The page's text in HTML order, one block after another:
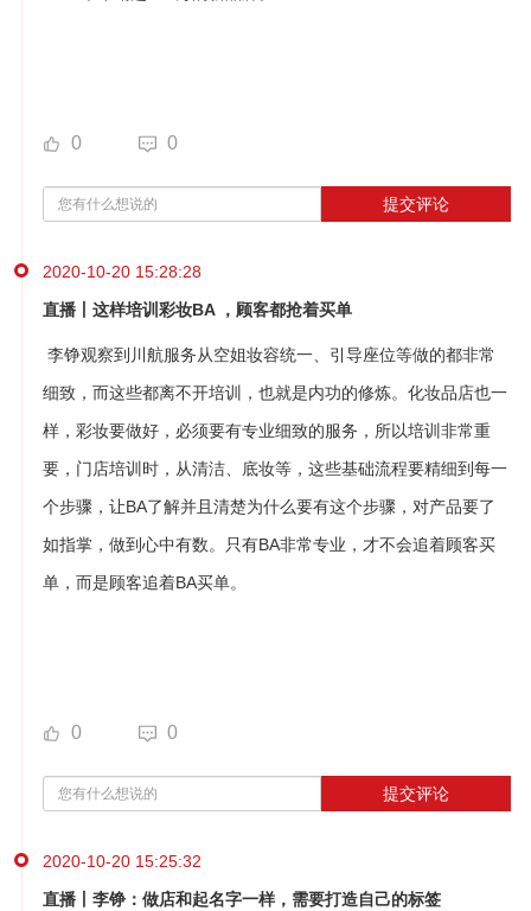
0 0
提交评论
2020-10-20 15:28:28
直播丨这样培训彩妆BA ，顾客都抢着买单
李铮观察到川航服务从空姐妆容统一、引导座位等做的都非常
细致，而这些都离不开培训，也就是内功的修炼。化妆品店也一
样，彩妆要做好，必须要有专业细致的服务，所以培训非常重
要，门店培训时，从清洁、底妆等，这些基础流程要精细到每一
个步骤，让BA了解并且清楚为什么要有这个步骤，对产品要了
如指掌，做到心中有数。只有BA非常专业，才不会追着顾客买
单，而是顾客追着BA买单。
0 0
提交评论
2020-10-20 15:25:32
直播丨李铮：做店和起名字一样，需要打造自己的标签